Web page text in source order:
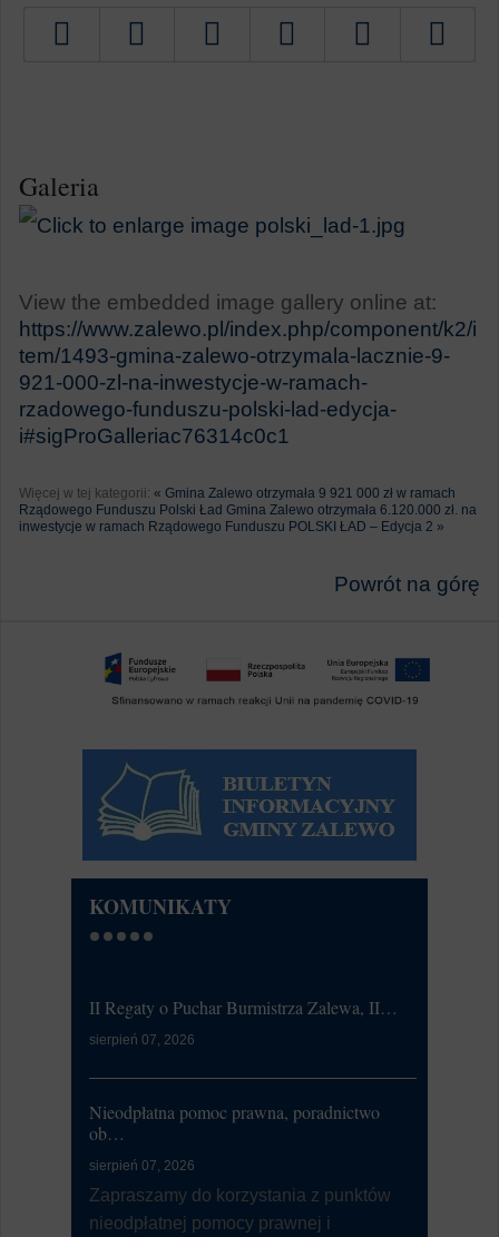
Galeria
View the embedded image gallery online at:
https://www.zalewo.pl/index.php/component/k2/i
tem/1493-gmina-zalewo-otrzymala-lacznie-9-
921-000-zl-na-inwestycje-w-ramach-
rzadowego-funduszu-polski-lad-edycja-
i#sigProGalleriac76314c0c1
Więcej w tej kategorii: « Gmina Zalewo otrzymała 9 921 000 zł w ramach
Rządowego Funduszu Polski Ład Gmina Zalewo otrzymała 6.120.000 zł. na
inwestycje w ramach Rządowego Funduszu POLSKI ŁAD – Edycja 2 »
Powrót na górę
KOMUNIKATY
II Regaty o Puchar Burmistrza Zalewa, II…
sierpień 07, 2026
Nieodpłatna pomoc prawna, poradnictwo
ob…
sierpień 07, 2026
Zapraszamy do korzystania z punktów
nieodpłatnej pomocy prawnej i